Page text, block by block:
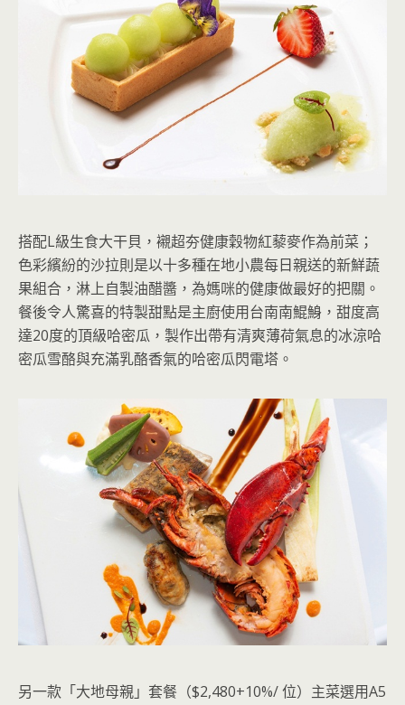
搭配L級生食大干貝，襯超夯健康穀物紅藜麥作為前菜；
色彩繽紛的沙拉則是以十多種在地小農每日親送的新鮮蔬
果組合，淋上自製油醋醬，為媽咪的健康做最好的把關。
餐後令人驚喜的特製甜點是主廚使用台南南鯤鯓，甜度高
達20度的頂級哈密瓜，製作出帶有清爽薄荷氣息的冰涼哈
密瓜雪酪與充滿乳酪香氣的哈密瓜閃電塔。
另一款「大地母親」套餐（$2,480+10%/ 位）主菜選用A5